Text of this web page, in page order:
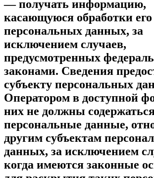
— получать информацию,
касающуюся обработки его
персональных данных, за
исключением случаев,
предусмотренных
законами. Сведения
субъекту персональных
Оператором в доступной
них не должны
персональные данные,
другим субъектам
данных, за исключением
когда имеются законные